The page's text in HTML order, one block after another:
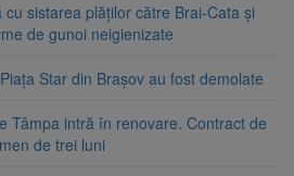
sistarea plăților către Brai-Cata și
de gunoi neigienizate
Star din Brașov au fost demolate
Tâmpa intră în renovare. Contract de
de trei luni